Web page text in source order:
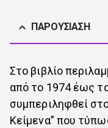
ΠΑΡΟΥΣΊΑΣΗ
Στο βιβλίο
από το 1974 έως
συμπεριληφθεί
Κείμενα” που